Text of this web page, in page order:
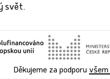
svět.
Děkujeme za podporu